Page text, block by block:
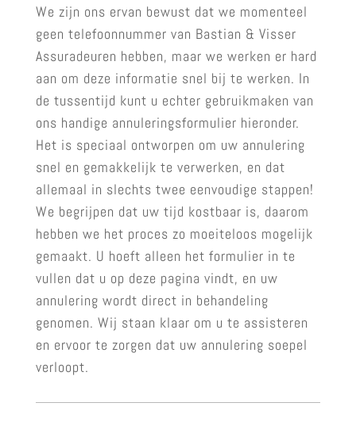
We zijn ons ervan bewust dat we momenteel
geen telefoonnummer van Bastian & Visser
Assuradeuren hebben, maar we werken er hard
aan om deze informatie snel bij te werken. In
de tussentijd kunt u echter gebruikmaken van
ons handige annuleringsformulier hieronder.
Het is speciaal ontworpen om uw annulering
snel en gemakkelijk te verwerken, en dat
allemaal in slechts twee eenvoudige stappen!
We begrijpen dat uw tijd kostbaar is, daarom
hebben we het proces zo moeiteloos mogelijk
gemaakt. U hoeft alleen het formulier in te
vullen dat u op deze pagina vindt, en uw
annulering wordt direct in behandeling
genomen. Wij staan klaar om u te assisteren
en ervoor te zorgen dat uw annulering soepel
verloopt.